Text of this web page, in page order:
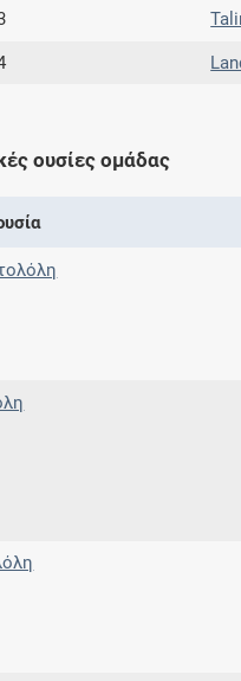
ουσίες ομάδας